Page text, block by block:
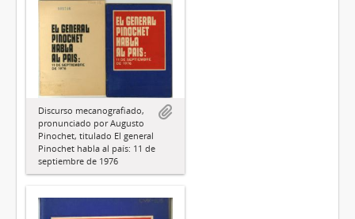
Discurso mecanografiado,
pronunciado por Augusto
Pinochet, titulado El general
Pinochet habla al país: 11 de
septiembre de 1976